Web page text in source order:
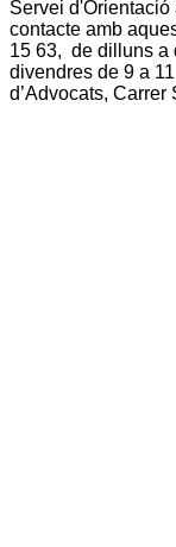
Servei
contacte amb
15 63, de dilluns a
divendres de 9 a
d’Advocats, Carrer